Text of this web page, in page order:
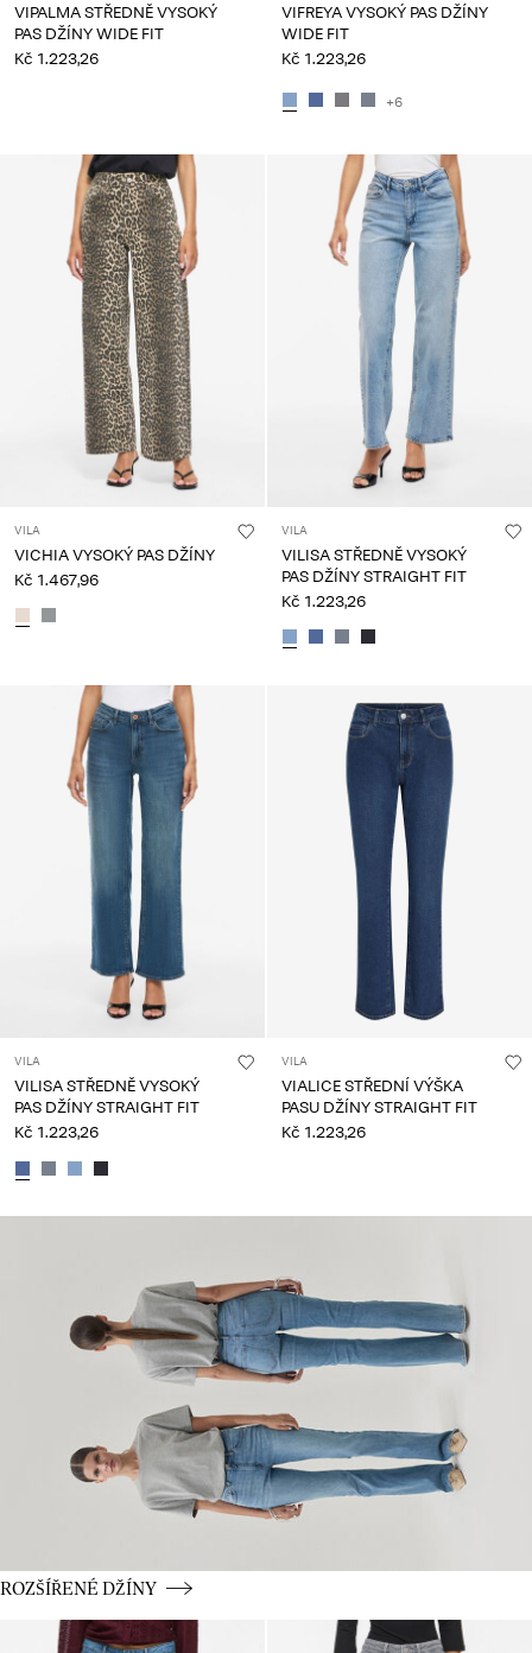
VIPALMA STŘEDNĚ VYSOKÝ
PAS DŽÍNY WIDE FIT
Kč 1.223,26
VIFREYA VYSOKÝ PAS DŽÍNY
WIDE FIT
Kč 1.223,26
+6
VILA
VICHIA VYSOKÝ PAS DŽÍNY
Kč 1.467,96
VILA
VILISA STŘEDNĚ VYSOKÝ
PAS DŽÍNY STRAIGHT FIT
Kč 1.223,26
VILA
VILISA STŘEDNĚ VYSOKÝ
PAS DŽÍNY STRAIGHT FIT
Kč 1.223,26
VILA
VIALICE STŘEDNÍ VÝŠKA
PASU DŽÍNY STRAIGHT FIT
Kč 1.223,26
ROZŠÍŘENÉ DŽÍNY
CE_spot04_BUTTON_linked_wk36_02-09-25_flared